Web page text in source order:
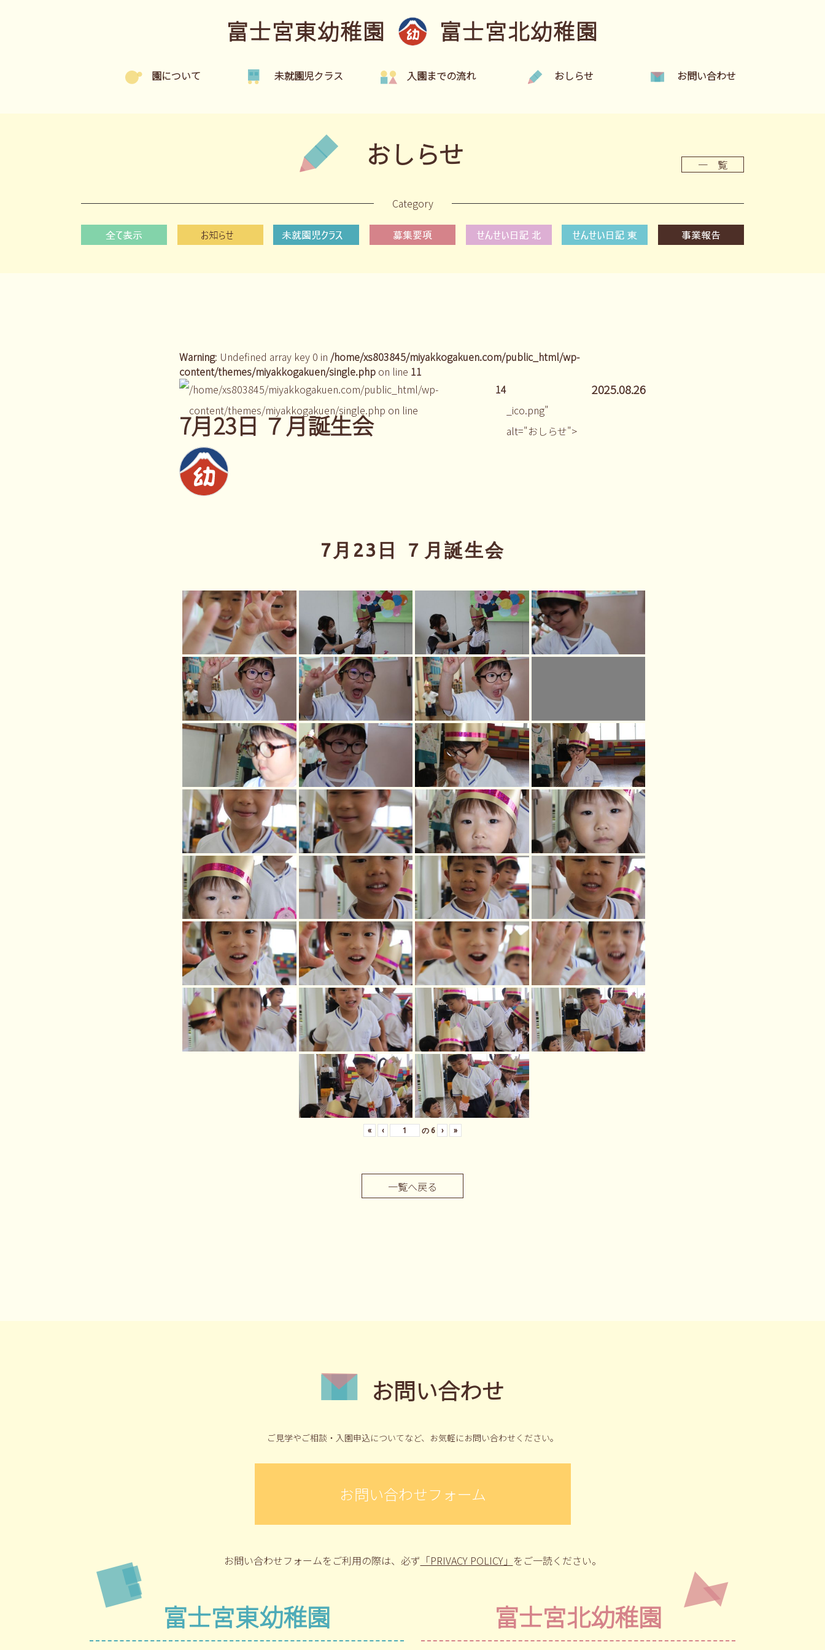
富士宮東幼稚園 富士宮北幼稚園
園について 未就園児クラス 入園までの流れ おしらせ お問い合わせ
おしらせ 一 覧
Category
Warning: Undefined array key 0 in /home/xs803845/miyakkogakuen.com/public_html/wp-
content/themes/miyakkogakuen/single.php on line 11
/home/xs803845/miyakkogakuen.com/public_html/wp-
content/themes/miyakkogakuen/single.php on line
14
_ico.png"
alt="おしらせ">
2025.08.26
7月23日 ７月誕生会
7月23日 ７月誕生会
« ‹ の 6 › »
一覧へ戻る
お問い合わせ
ご見学やご相談・入園申込についてなど、 お気軽にお問い合わせください。
お問い合わせフォーム
お問い合わせフォームをご利用の際は、 必ず 「PRIVACY POLICY」 をご一読ください。
富士宮東幼稚園 富士宮北幼稚園